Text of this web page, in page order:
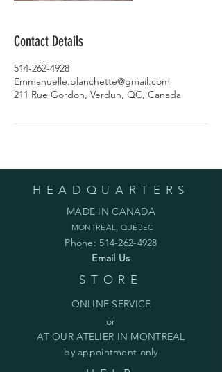
Contact Details
514-262-4928
Emmanuelle.blanchette@gmail.com
211 Rue Gordon, Verdun, QC, Canada
HEADQUARTERS
MADE IN CANADA
MONTRÉAL, QUÉBEC
Phone:514-262-4928
Email Us
STORE
ONLINE SERVICE
or
AT OUR ATELIER IN MONTREAL
by appointment only